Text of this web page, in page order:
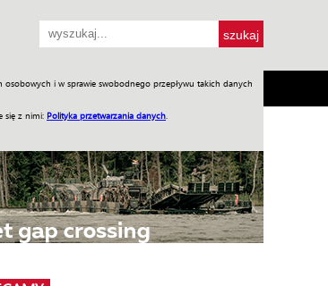
osobowych i w sprawie swobodnego przepływu takich danych
się z nimi: Polityka przetwarzania danych
Jednodniówki Praca w WIW